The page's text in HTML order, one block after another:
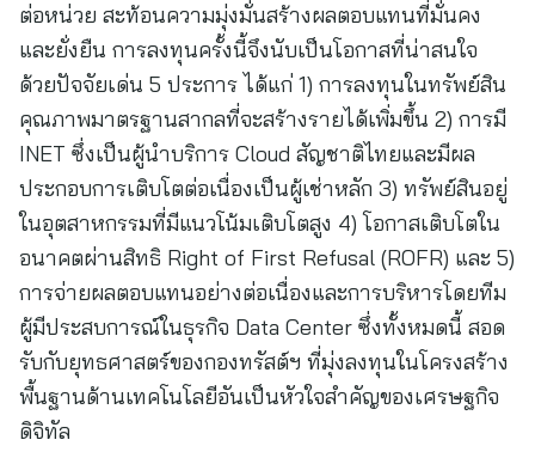
ต่อหน่วย สะท้อนความมุ่งมั่นสร้างผลตอบแทนที่มั่นคง
และยั่งยืน การลงทุนครั้งนี้จึงนับเป็นโอกาสที่น่าสนใจ
ด้วยปัจจัยเด่น 5 ประการ ได้แก่ 1) การลงทุนในทรัพย์สิน
คุณภาพมาตรฐานสากลที่จะสร้างรายได้เพิ่มขึ้น 2) การมี
INET ซึ่งเป็นผู้นำบริการ Cloud สัญชาติไทยและมีผล
ประกอบการเติบโตต่อเนื่องเป็นผู้เช่าหลัก 3) ทรัพย์สินอยู่
ในอุตสาหกรรมที่มีแนวโน้มเติบโตสูง 4) โอกาสเติบโตใน
อนาคตผ่านสิทธิ Right of First Refusal (ROFR) และ 5)
การจ่ายผลตอบแทนอย่างต่อเนื่องและการบริหารโดยทีม
ผู้มีประสบการณ์ในธุรกิจ Data Center ซึ่งทั้งหมดนี้ สอด
รับกับยุทธศาสตร์ของกองทรัสต์ฯ ที่มุ่งลงทุนในโครงสร้าง
พื้นฐานด้านเทคโนโลยีอันเป็นหัวใจสำคัญของเศรษฐกิจ
ดิจิทัล